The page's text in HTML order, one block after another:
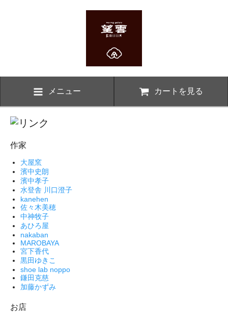
メニュー カートを見る
作家
大屋窯
濱中史朗
濱中孝子
水登舎 川口澄子
kanehen
佐々木美穂
中神牧子
あひろ屋
nakaban
MAROBAYA
宮下香代
黒田ゆきこ
shoe lab noppo
鎌田克慈
加藤かずみ
お店